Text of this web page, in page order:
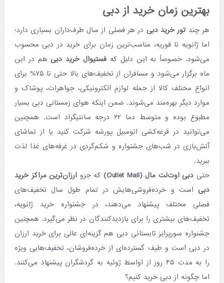
بهترین زمان خرید از دبی
هر چند تور خرید دبی در هر فصلی از سال طرف‌داران بسیاری دارد؛
اما ژانویه تا فوریه، مناسب‌ترین زمان برای خرید در دبی محسوب
می‌شود. خصوصاً به این دلیل که فستیوال خرید دبیهم در این
ماه برگزار می‌شود و مسافران از تخفیف‌های بالا حتی تا ۷۵% برای
انواع مختلف کالا از جمله لوازم الکترونیکی، جواهرات، پوشاک و
موارد دیگر بهره‌مند می‌شوند. ضمن اینکه هوای زمستانی دبی بسیار
مطبوع بوده و متوسط دما ۲۲ درجه سانتیگراد است. همچنین
می‌توانید در قرعه‌کشی اتومبیل پورشه شرکت کنید یا از تماشای
آتش‌بازی در شب‌های جشنواره و شکم‌گردی در غرفه‌های غذا لذت
ببرید.
حتی دبی اوت‌لت مال (Outlet Mall) که جزو ارزان‌ترین مراکز خرید
دبیاست و خرده‌فروشی‌هایش در تمام طول سال تخفیف‌های
فصلی مختلف پیشنهاد می‌دهند، در جشنواره خرید ژانویه،
تخفیف‌های بیشتری را برای بازدیدکنندگان در نظر می‌گیرد. همچنین
جشنواره سورپرایز تابستانی دبی هم گزینه‌ای عالی برای خرید ارزان
در دبی است و طیف گسترده‌ای از خرده‌فروشان، تخفیف‌هایی ویژه
را به مدت ۴۵ روز از اواسط ژوئیه به گردشگران پیشنهاد می‌کنند.
اما چگونه از دبی خرید کنیم؟